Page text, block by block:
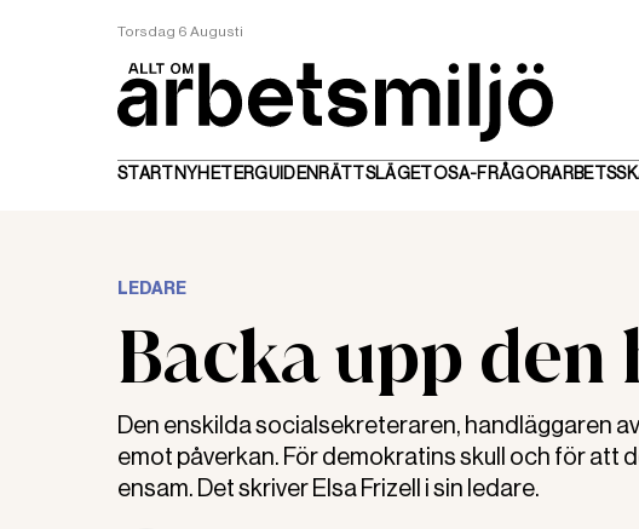
Torsdag 6 Augusti
STARTNYHETERGUIDEN RÄTTSLÄGETOSA-FRÅGOR
LEDARE
Backa upp den
Den enskilda socialsekreteraren, handläggaren
emot påverkan. För demokratins skull och för att
ensam. Det skriver Elsa Frizell i sin ledare.